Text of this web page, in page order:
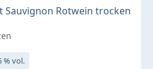
Sauvignon Rotwein trocken
% vol.